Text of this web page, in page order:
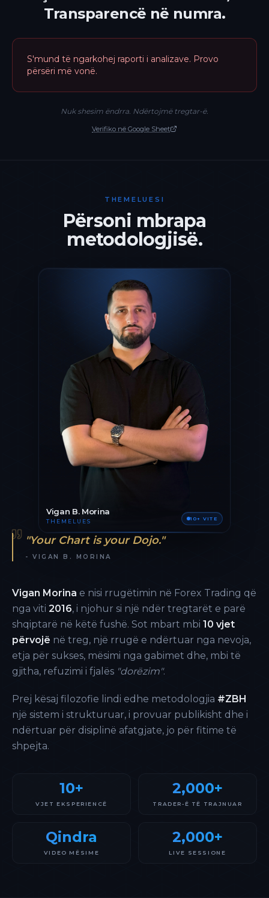
Transparencë në numra.
S'mund të ngarkohej raporti i analizave. Provo
përsëri më vonë.
Nuk shesim ëndrra. Ndërtojmë tregtar-ë.
Verifiko në Google Sheet
THEMELUESI
Përsoni mbrapa
metodologjisë.
Vigan B. Morina
THEMELUES 10+ VITE
"Your Chart is your Dojo."
- VIGAN B. MORINA
Vigan Morina e nisi rrugëtimin në Forex Trading që
nga viti 2016, i njohur si një ndër tregtarët e parë
shqiptarë në këtë fushë. Sot mbart mbi 10 vjet
përvojë në treg, një rrugë e ndërtuar nga nevoja,
etja për sukses, mësimi nga gabimet dhe, mbi të
gjitha, refuzimi i fjalës "dorëzim".
Prej kësaj filozofie lindi edhe metodologjia #ZBH
një sistem i strukturuar, i provuar publikisht dhe i
ndërtuar për disiplinë afatgjate, jo për fitime të
shpejta.
10+
VJET EKSPERIENCË
2,000+
TRADER-Ë TË TRAJNUAR
Qindra
VIDEO MËSIME
2,000+
LIVE SESSIONE